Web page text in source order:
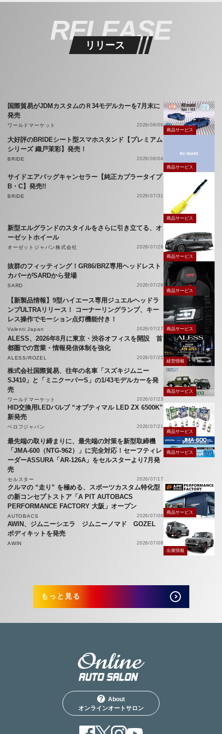
RELEASE
リリース
国際貿易がJDMカスタムのＲ34モデルカーを7月末に
発売
ワールドマーケット
2026/08/06
商品サービス
大好評のBRIDEシート型スマホスタンド【プレミアム
シリーズ 織戸茉彩】発売！
BRIDE
2026/08/04
商品サービス
サイドエアバッグキャンセラー【純正カプラータイプ
B・C】発売!!
BRIDE 2026/07/31
商品サービス
新型エルグランドのスタイルをさらに引き立てる、オ
ーゼットホイール
オーゼットジャパン株式会社
2026/07/29
商品サービス
抜群のフィッティング！GR86/BRZ専用ヘッドレスト
カバーがSARDから登場
SARD
2026/07/28
商品サービス
【新製品情報】9型ハイエース専用ジュエルヘッドラ
ンプULTRAリリース！ コーナーリングランプ、キー
レス操作でモーション点灯機能付き！
Valenti Japan 2026/07/27 商品サービス
ALESS、2026年8月に東京・渋谷オフィスを開設 首
都圏での営業・情報発信体制を強化
ALESS/ROZEL 2026/07/25
経営情報
株式会社国際貿易、往年の名車「スズキジムニー
SJ410」と「ミニクーパーS」の1/43モデルカーを発
売
ワールドマーケット 2026/07/23
商品サービス
HID交換用LEDバルブ “オプティマル LED ZX 6500K”
新発売
ベロフジャパン
2026/07/21
商品サービス
最先端の取り締まりに、最先端の対策を新型取締機
「JMA-600（NTG-962）」に完全対応！セーフティレ
ーダーASSURA「AR-126A」をセルスターより7月発
売
セルスター 2026/07/17
商品サービス
クルマの “走り” を極める、スポーツカスタム特化型
の新コンセプトストア「A PIT AUTOBACS
PERFORMANCE FACTORY 大阪」オープン
AUTOBACS 2026/07/08
商品サービス
AWIN、ジムニーシエラ ジムニーノマド GOZEL
ボディキットを発売
AWIN
2026/07/08
出展情報
もっと見る
About
オンラインオートサロン